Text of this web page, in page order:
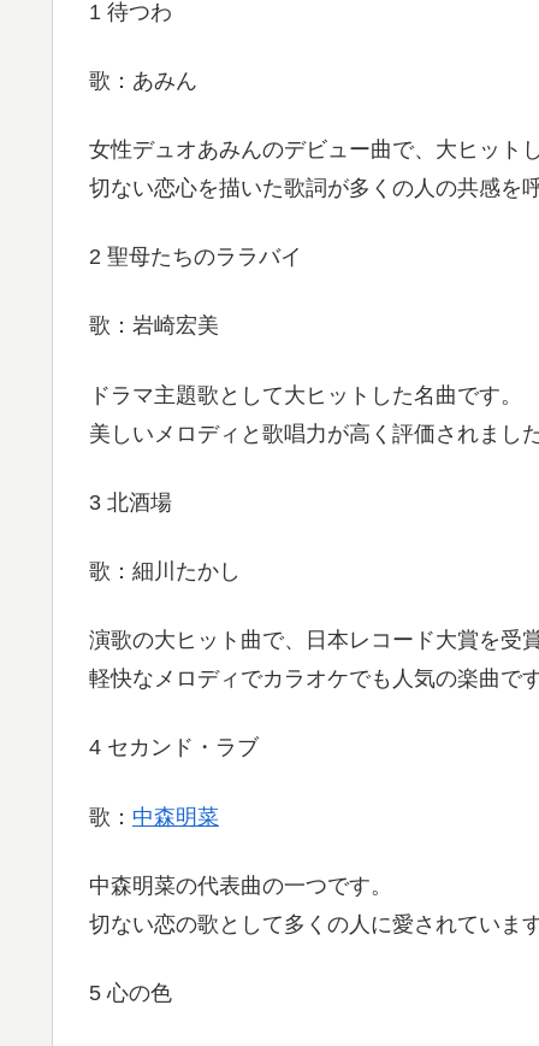
1 待つわ
歌：あみん
女性デュオあみんのデビュー曲で、大ヒット
切ない恋心を描いた歌詞が多くの人の共感を
2 聖母たちのララバイ
歌：岩崎宏美
ドラマ主題歌として大ヒットした名曲です。
美しいメロディと歌唱力が高く評価されました
3 北酒場
歌：細川たかし
演歌の大ヒット曲で、日本レコード大賞を受
軽快なメロディでカラオケでも人気の楽曲です
4 セカンド・ラブ
歌： 中森明菜
中森明菜の代表曲の一つです。
切ない恋の歌として多くの人に愛されています
5 心の色